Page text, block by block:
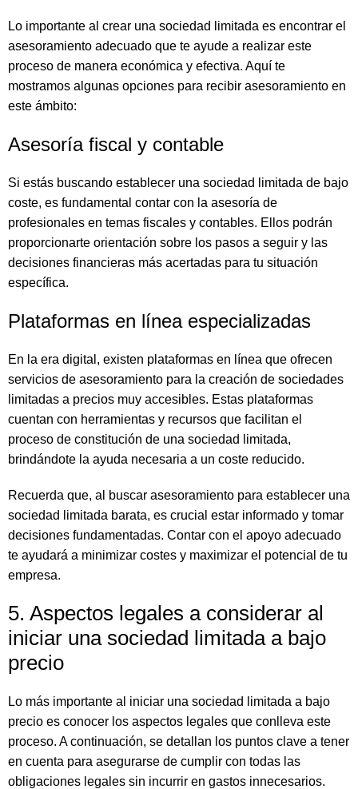
Lo importante al crear una sociedad limitada es encontrar el
asesoramiento adecuado que te ayude a realizar este
proceso de manera económica y efectiva. Aquí te
mostramos algunas opciones para recibir asesoramiento en
este ámbito:
Asesoría fiscal y contable
Si estás buscando establecer una sociedad limitada de bajo
coste, es fundamental contar con la asesoría de
profesionales en temas fiscales y contables. Ellos podrán
proporcionarte orientación sobre los pasos a seguir y las
decisiones financieras más acertadas para tu situación
específica.
Plataformas en línea especializadas
En la era digital, existen plataformas en línea que ofrecen
servicios de asesoramiento para la creación de sociedades
limitadas a precios muy accesibles. Estas plataformas
cuentan con herramientas y recursos que facilitan el
proceso de constitución de una sociedad limitada,
brindándote la ayuda necesaria a un coste reducido.
Recuerda que, al buscar asesoramiento para establecer una
sociedad limitada barata, es crucial estar informado y tomar
decisiones fundamentadas. Contar con el apoyo adecuado
te ayudará a minimizar costes y maximizar el potencial de tu
empresa.
5. Aspectos legales a considerar al
iniciar una sociedad limitada a bajo
precio
Lo más importante al iniciar una sociedad limitada a bajo
precio es conocer los aspectos legales que conlleva este
proceso. A continuación, se detallan los puntos clave a tener
en cuenta para asegurarse de cumplir con todas las
obligaciones legales sin incurrir en gastos innecesarios.